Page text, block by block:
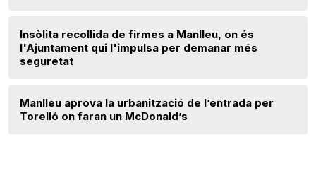
Insòlita recollida de firmes a Manlleu, on és
l'Ajuntament qui l'impulsa per demanar més
seguretat
Manlleu aprova la urbanització de l’entrada per
Torelló on faran un McDonald’s